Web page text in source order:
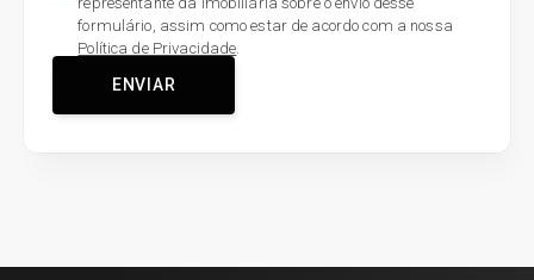
formulário, assim como estar de acordo com a nossa
Política de Privacidade.
ENVIAR